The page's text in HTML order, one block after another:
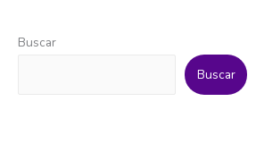
Buscar
Buscar